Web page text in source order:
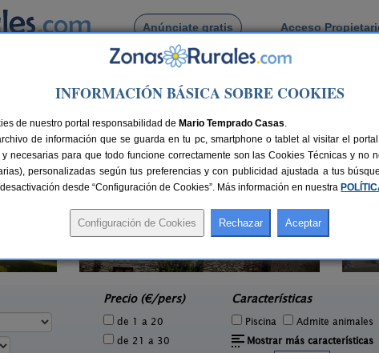
Anúnciate gratis Acceso
Busca por pueblo
de El Grado
Casa Menchiques
Precio (€/pers)
de 1 a 20
de 21 a 30
Características
Piscina
Admite animales
Mostrar más características
INFORMACIÓN BÁSICA SOBRE COOKIES
de nuestro portal responsabilidad de Mario Temprado Casas.
de información que se guarda en tu pc, smartphone o tablet al visitar el
necesarias para que todo funcione correctamente son las Cookies Técnicas y no
personalizadas según tus preferencias y con publicidad ajustada a tus
desde “Configuración de Cookies”. Más información en nuestra